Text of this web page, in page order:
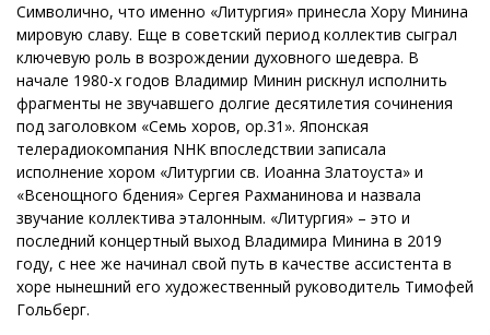
Символично, что именно «Литургия» принесла Хору Минина
мировую славу. Еще в советский период коллектив сыграл
ключевую роль в возрождении духовного шедевра. В
начале 1980-х годов Владимир Минин рискнул исполнить
фрагменты не звучавшего долгие десятилетия сочинения
под заголовком «Семь хоров, ор.31». Японская
телерадиокомпания NHK впоследствии записала
исполнение хором «Литургии св. Иоанна Златоуста» и
«Всенощного бдения» Сергея Рахманинова и назвала
звучание коллектива эталонным. «Литургия» – это и
последний концертный выход Владимира Минина в 2019
году, с нее же начинал свой путь в качестве ассистента в
хоре нынешний его художественный руководитель Тимофей
Гольберг.